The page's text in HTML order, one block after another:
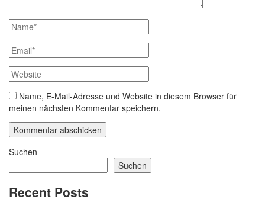
Name, E-Mail-Adresse und Website in diesem Browser für
meinen nächsten Kommentar speichern.
Suchen
Suchen
Recent Posts